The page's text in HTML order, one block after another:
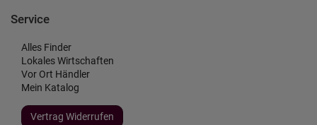
Service
Alles Finder
Lokales Wirtschaften
Vor Ort Händler
Mein Katalog
Vertrag Widerrufen